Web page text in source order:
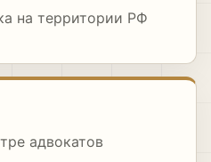
на территории РФ
адвокатов